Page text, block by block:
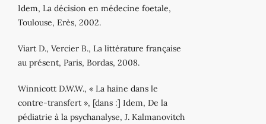
Idem, La décision en médecine foetale,
Toulouse, Erès, 2002.
Viart D., Vercier B., La littérature française
au présent, Paris, Bordas, 2008.
Winnicott D.W.W., « La haine dans le
contre‐transfert », [dans :] Idem, De la
pédiatrie à la psychanalyse, J. Kalmanovitch